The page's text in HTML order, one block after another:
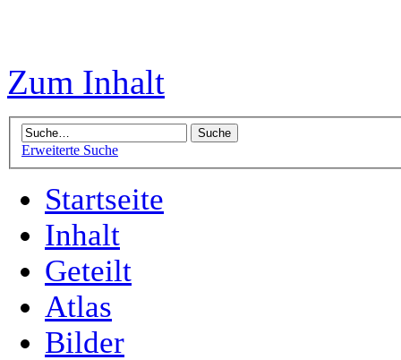
Zum Inhalt
Erweiterte Suche
Startseite
Inhalt
Geteilt
Atlas
Bilder